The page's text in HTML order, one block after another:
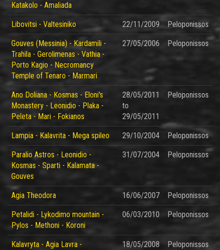
Katakolo - Amaliada
Libovitsi - Valtesiniko 22/11/2009 Peloponissos
Gouves (Messinia) - Kardamili -
Trahila - Gerolimenas - Vathia -
Porto Kagio - Necromancy
Temple of Tenaro - Marmari
27/05/2006 Peloponissos
Ano Doliana - Kosmas - Eloni's
Monastery - Leonidio - Plaka -
Peleta - Mari - Fokianos
28/05/2011
to
29/05/2011
Peloponissos
Lampia - Kalavrita - Mega spileo 29/10/2004 Peloponissos
Paralio Astros - Leonidio -
Kosmas - Sparti - Kalamata -
Gouves
31/07/2004 Peloponissos
Agia Theodora 16/06/2007 Peloponissos
Petalidi - Lykodimo mountain -
Pylos - Methoni - Koroni
06/03/2010 Peloponissos
Kalavryta - Agia Lavra -
18/05/2008 Peloponissos